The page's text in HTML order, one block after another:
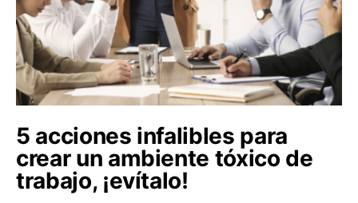
5 acciones infalibles para
crear un ambiente tóxico de
trabajo, ¡evítalo!